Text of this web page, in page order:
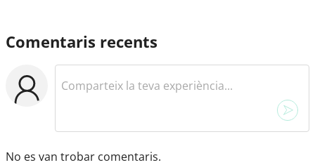
Comentaris recents
No es van trobar comentaris.